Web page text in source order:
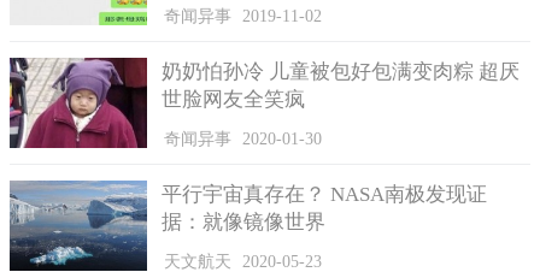
MrYang提到，这颗巧言石已被40万人亲过。
头，会变得能言善道，口才超好。但要以平躺往后仰的特殊方式
亲吻巧言石才有效，而这颗巧言石已被40万人亲过，因此这些祈
求好口才的人们，无意间已跟40万人间接接吻了。
奇闻异事 2019-11-02
奶奶怕孙冷 儿童被包好包满变肉粽 超厌
世脸网友全笑疯
奇闻异事 2020-01-30
平行宇宙真存在？ NASA南极发现证
据：就像镜像世界
天文航天 2020-05-23